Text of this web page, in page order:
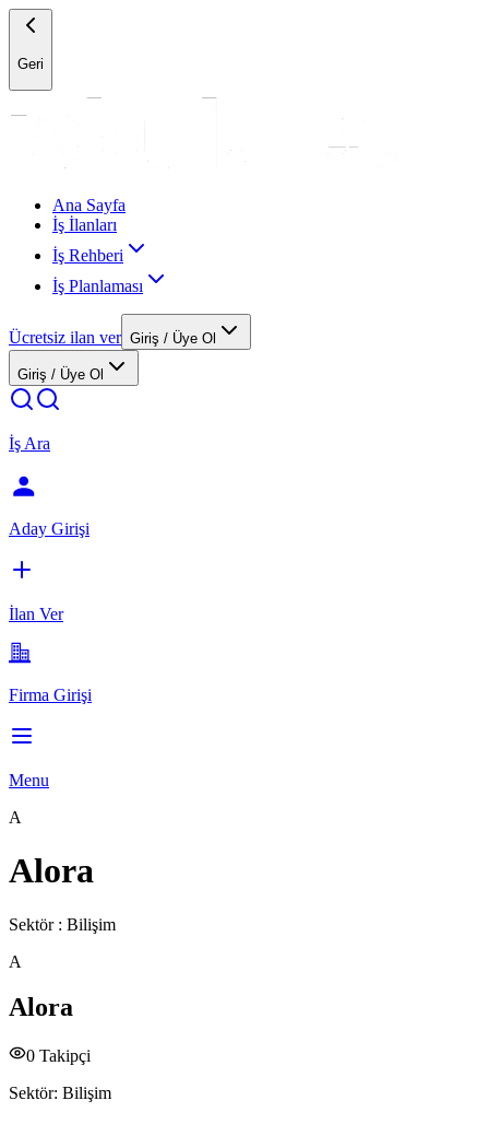
Geri
Ana Sayfa
İş İlanları
İş Rehberi
İş Planlaması
Ücretsiz ilan ver Giriş / Üye Ol
Giriş / Üye Ol
İş Ara
Aday Girişi
İlan Ver
Firma Girişi
Menu
A
Alora
Sektör : Bilişim
A
Alora
0 Takipçi
Sektör: Bilişim